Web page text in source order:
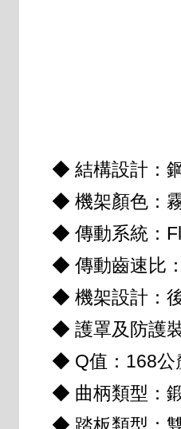
◆ 結構設計：
◆ 機架顏色：
◆ 傳動系統：
◆ 傳動齒速比
◆ 機架設計：
◆ 護罩及防護
◆ Q值：168公
◆ 曲柄類型：